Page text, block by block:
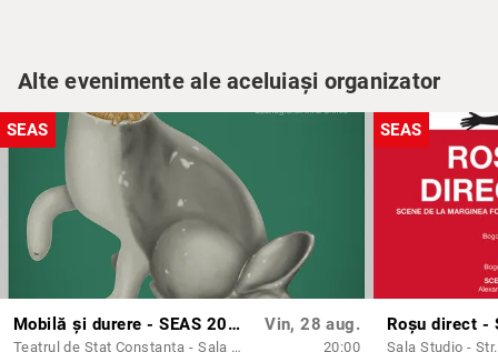
Alte evenimente ale aceluiași organizator
SEAS
Mobilă și durere - SEAS 2026
Teatrul de Stat Constanța - Sala Mare
Vin, 28 aug.
20:00
SEAS
Roșu direct -